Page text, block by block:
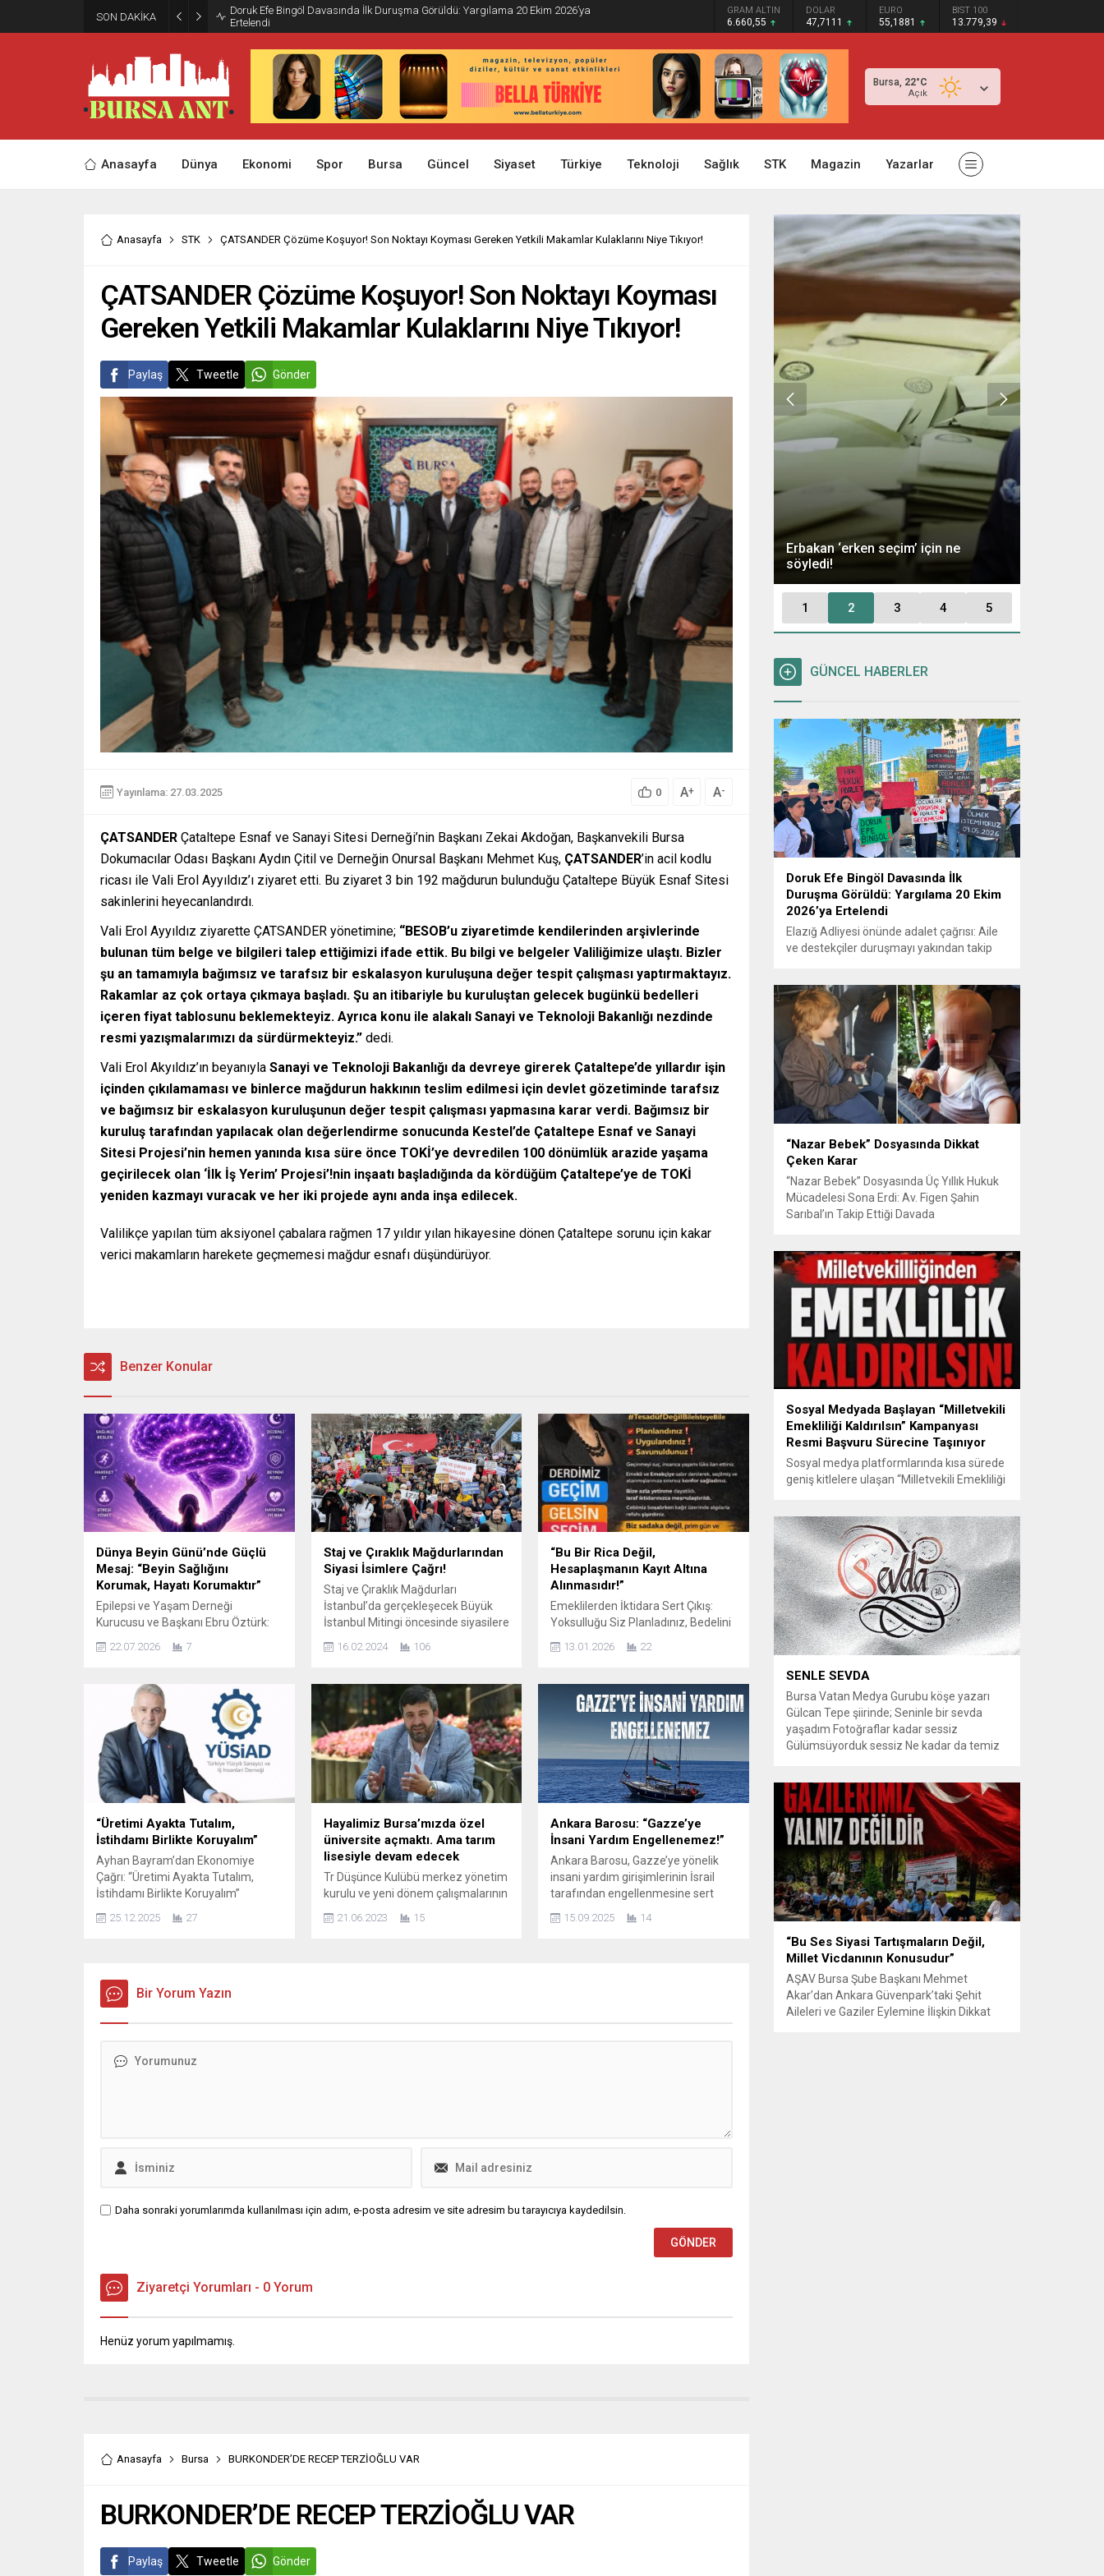
SON DAKİKA
Doruk Efe Bingöl Davasında İlk Duruşma Görüldü: Yargılama 20 Ekim 2026’ya
Ertelendi
GRAM ALTIN
6.660,55
DOLAR
47,7111
EURO
55,1881
BIST 100
13.779,39
Bursa, 22°C
Açık
Anasayfa Dünya Ekonomi Spor Bursa Güncel Siyaset Türkiye Teknoloji Sağlık STK Magazin Yazarlar
Anasayfa STK ÇATSANDER Çözüme Koşuyor! Son Noktayı Koyması Gereken Yetkili Makamlar Kulaklarını Niye Tıkıyor!
ÇATSANDER Çözüme Koşuyor! Son Noktayı Koyması
Gereken Yetkili Makamlar Kulaklarını Niye Tıkıyor!
Paylaş Tweetle Gönder
Yayınlama: 27.03.2025 0 A+ A-
ÇATSANDER Çataltepe Esnaf ve Sanayi Sitesi Derneği’nin Başkanı Zekai Akdoğan, Başkanvekili Bursa
Dokumacılar Odası Başkanı Aydın Çitil ve Derneğin Onursal Başkanı Mehmet Kuş, ÇATSANDER’in acil kodlu
ricası ile Vali Erol Ayyıldız’ı ziyaret etti. Bu ziyaret 3 bin 192 mağdurun bulunduğu Çataltepe Büyük Esnaf Sitesi
sakinlerini heyecanlandırdı.
Vali Erol Ayyıldız ziyarette ÇATSANDER yönetimine; “BESOB’u ziyaretimde kendilerinden arşivlerinde
bulunan tüm belge ve bilgileri talep ettiğimizi ifade ettik. Bu bilgi ve belgeler Valiliğimize ulaştı. Bizler
şu an tamamıyla bağımsız ve tarafsız bir eskalasyon kuruluşuna değer tespit çalışması yaptırmaktayız.
Rakamlar az çok ortaya çıkmaya başladı. Şu an itibariyle bu kuruluştan gelecek bugünkü bedelleri
içeren fiyat tablosunu beklemekteyiz. Ayrıca konu ile alakalı Sanayi ve Teknoloji Bakanlığı nezdinde
resmi yazışmalarımızı da sürdürmekteyiz.” dedi.
Vali Erol Akyıldız’ın beyanıyla Sanayi ve Teknoloji Bakanlığı da devreye girerek Çataltepe’de yıllardır işin
içinden çıkılamaması ve binlerce mağdurun hakkının teslim edilmesi için devlet gözetiminde tarafsız
ve bağımsız bir eskalasyon kuruluşunun değer tespit çalışması yapmasına karar verdi. Bağımsız bir
kuruluş tarafından yapılacak olan değerlendirme sonucunda Kestel’de Çataltepe Esnaf ve Sanayi
Sitesi Projesi’nin hemen yanında kısa süre önce TOKİ’ye devredilen 100 dönümlük arazide yaşama
geçirilecek olan ‘İlk İş Yerim’ Projesi’!nin inşaatı başladığında da kördüğüm Çataltepe’ye de TOKİ
yeniden kazmayı vuracak ve her iki projede aynı anda inşa edilecek.
Valilikçe yapılan tüm aksiyonel çabalara rağmen 17 yıldır yılan hikayesine dönen Çataltepe sorunu için kakar
verici makamların harekete geçmemesi mağdur esnafı düşündürüyor.
Benzer Konular
Dünya Beyin Günü’nde Güçlü
Mesaj: “Beyin Sağlığını
Korumak, Hayatı Korumaktır”
Epilepsi ve Yaşam Derneği
Kurucusu ve Başkanı Ebru Öztürk:
“Toplum olarak beynimize hak
ettiği değeri vermeli,
bilgiyle hareket etmeliyiz.”
İSTANBUL – Dünya genelinde
milyonlarca insanı
etkileyen nörolojik
hastalıklar, yaşam süresinin
uzamasıyla birlikte
sağlık gündeminin en
önemli başlıkları arasında
yer alırken, Dünya Beyin Günü
kapsamında düzenlenen
etkinliklerde beyin sağlığının
korunmasına yönelik önemli
mesajlar verildi. Uluslararası
Epilepsi Bürosu (IBE) tarafından
gerçekleştirilen toplantılarda,
erişimin yaygınlaştırılması ve...
22.07.2026 7
Staj ve Çıraklık Mağdurlarından
Siyasi İsimlere Çağrı!
Staj ve Çıraklık Mağdurları
İstanbul’da gerçekleşecek Büyük
İstanbul Mitingi öncesinde siyasilere
çağrıda bulundu. Haklarını
arayacakları o gün önemli isimleri
olmaya davet ettiler.Staj ve Çıraklık
Sigortası Mağdurları Federasyonu
organizasyonu ile 18 Şubat 2024
Pazar günü saat 12.00 ile 15.00
arasında İstanbul’da miting
yapılacak. Federasyon ve dernek
yetkilileri...
16.02.2024 106
“Bu Bir Rica Değil,
Hesaplaşmanın Kayıt Altına
Alınmasıdır!”
Emeklilerden İktidara Sert Çıkış:
Yoksulluğu Siz Planladınız, Bedelini
Halk Ödemeyecek! Emekli ve
Emekçiler Dernekleri Federasyonu
15 Ocak 2026’da Meclis gündemine
getirilmesi planlanan düzenlemeye
karşı sert ifadelerle yüklendi.
Özüpak’ın çağrısı, artık bir uyarı
değil; milyonlarca emeklinin birikmiş
öfkesinin açık bir siyasi kaydı olarak
değerlendiriliyor. Sosyal medya...
13.01.2026 22
“Üretimi Ayakta Tutalım,
İstihdamı Birlikte Koruyalım”
Ayhan Bayram’dan Ekonomiye
Çağrı: “Üretimi Ayakta Tutalım,
İstihdamı Birlikte Koruyalım”
İş İnsanları Derneği) Genel Başkanı
bulundu. Bayram, üretim ve
istihdamın sadece özel sektörün
değil, kamunun ve tüm ekonomi
olduğunu belirtti. Bu sorunların
25.12.2025 27
Hayalimiz Bursa’mızda özel
üniversite açmaktı. Ama tarım
lisesiyle devam edecek
Tr Düşünce Kulübü merkez yönetim
kurulu ve yeni dönem çalışmalarının
mensuplarıyla bir araya geldi.
katıldı. “MÜCADELE ETMİŞ
21.06.2023 15
Ankara Barosu: “Gazze’ye
İnsani Yardım Engellenemez!”
Ankara Barosu, Gazze’ye yönelik
insani yardım girişimlerinin İsrail
tarafından engellenmesine sert
açıklamada, İsrail’in 2023 yılının
binlerce kişinin hayatını kaybettiği
15.09.2025 14
Bir Yorum Yazın
Daha sonraki yorumlarımda kullanılması için adım, e-posta adresim ve site adresim bu tarayıcıya kaydedilsin.
Ziyaretçi Yorumları - 0 Yorum
Henüz yorum yapılmamış.
Anasayfa Bursa BURKONDER’DE RECEP TERZİOĞLU VAR
BURKONDER’DE RECEP TERZİOĞLU VAR
Paylaş Tweetle Gönder
“Engellilik Bir Eksiklik Değil,
Adalet Meselesidir”
Erbakan ‘erken seçim’ için ne
söyledi!
1 2 3 4 5
GÜNCEL HABERLER
Doruk Efe Bingöl Davasında İlk
Duruşma Görüldü: Yargılama 20 Ekim
2026’ya Ertelendi
Elazığ Adliyesi önünde adalet çağrısı: Aile
ve destekçiler duruşmayı yakından takip
soruşturması kapsamında açılan davanın
ilk duruşması Elazığ 2. Ağır Ceza
Mahkemesi’nde görüldü. Kamuoyunun
yakından takip ettiği davanın ilk duruşması
öncesinde, Doruk Efe Bingöl’ün ailesine
destek olmak isteyen çok...
“Nazar Bebek” Dosyasında Dikkat
Çeken Karar
“Nazar Bebek” Dosyasında Üç Yıllık Hukuk
Mücadelesi Sona Erdi: Av. Figen Şahin
Sarıbal’ın Takip Ettiği Davada
Türkiye’de uluslararası hukuk boyutlarıyla
görüldü BURSA – Avusturya’da başlayan
ve Türkiye’de yaklaşık üç yıl boyunca
devam eden “Nazar Bebek” dosyasında
yargılama süreci tamamlandı. Bursa 3.
Aile...
Sosyal Medyada Başlayan “Milletvekili
Emekliliği Kaldırılsın” Kampanyası
Resmi Başvuru Sürecine Taşınıyor
Sosyal medya platformlarında kısa sürede
geniş kitlelere ulaşan “Milletvekili Emekliliği
vatandaşlar, milletvekillerine tanınan
emeklilik haklarının yeniden düzenlenmesi
talebiyle TBMM Dilekçe Komisyonu ve
Cumhurbaşkanlığı İletişim Merkezi
(CİMER) üzerinden resmi başvurular
yapılması çağrısında bulunuyor. Son
dönemde sosyal medya platformlarında
en çok konuşulan konular arasında...
SENLE SEVDA
Bursa Vatan Medya Gurubu köşe yazarı
Gülcan Tepe şiirinde; Seninle bir sevda
yaşadım Fotoğraflar kadar sessiz
Gülümsüyorduk sessiz Ne kadar da temiz
bakışın yetiyordu gözlerime Dünyayı
tutturmaya ben de Kalbim Sen Diye çırpınıp
duruyordu Zamana yarışıyordu inat Hayata
Senle...
“Bu Ses Siyasi Tartışmaların Değil,
Millet Vicdanının Konusudur”
AŞAV Bursa Şube Başkanı Mehmet
Akar’dan Ankara Güvenpark’taki Şehit
Aileleri ve Gaziler Eylemine İlişkin Dikkat